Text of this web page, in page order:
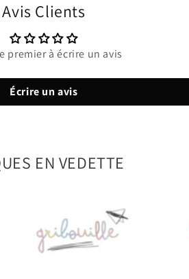
Avis Clients
premier à écrire un avis
Écrire un avis
EN VEDETTE